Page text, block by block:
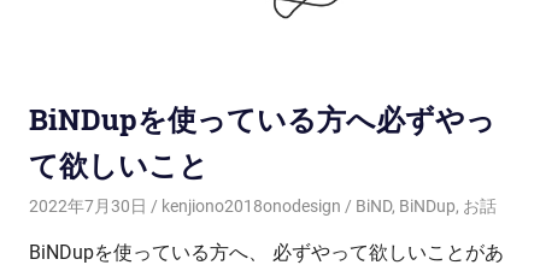
BiNDupを使っている方へ必ずやっ
て欲しいこと
2022年7月30日 kenjiono2018onodesign BiND, BiNDup, お話
BiNDupを使っている方へ、 必ずやって欲しいことがあ